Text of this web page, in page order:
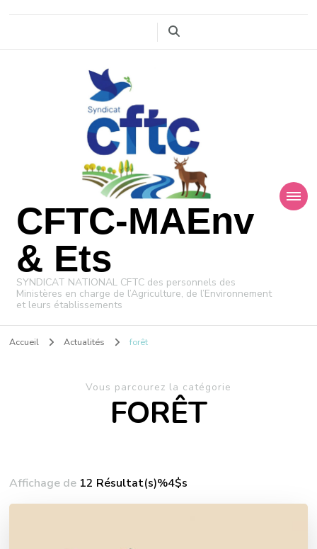
CFTC-MAEnv
& Ets
SYNDICAT NATIONAL CFTC des personnels des
Ministères en charge de l’Agriculture, de l’Environnement
et leurs établissements
Accueil Actualités forêt
Vous parcourez la catégorie
FORÊT
Affichage de 12 Résultat(s)%4$s